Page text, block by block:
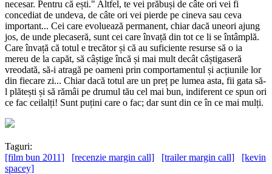
necesar. Pentru că ești." Altfel, te vei prăbuși de câte ori vei fi
concediat de undeva, de câte ori vei pierde pe cineva sau ceva
important... Cei care evoluează permanent, chiar dacă uneori ajung
jos, de unde plecaseră, sunt cei care învață din tot ce li se întâmplă.
Care învață că totul e trecător și că au suficiente resurse să o ia
mereu de la capăt, să câștige încă și mai mult decât câștigaseră
vreodată, să-i atragă pe oameni prin comportamentul și acțiunile lor
din fiecare zi... Chiar dacă totul are un preț pe lumea asta, fii gata să-
l plătești și să rămâi pe drumul tău cel mai bun, indiferent ce spun ori
ce fac ceilalți! Sunt puțini care o fac; dar sunt din ce în ce mai mulți.
Taguri:
[film bun 2011]
[recenzie margin call] [trailer margin call]
[kevin
spacey]